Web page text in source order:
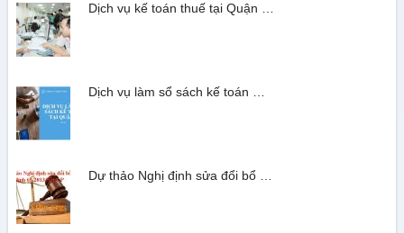
Dịch vụ kế toán thuế tại Quận …
Dịch vụ làm sổ sách kế toán …
Dự thảo Nghị định sửa đổi bổ …